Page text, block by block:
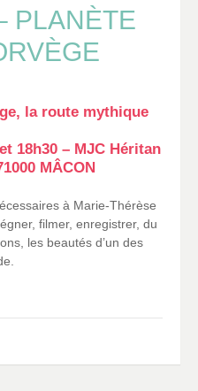
PLANÈTE
la route mythique
18h30 – MJC Héritan
MÂCON
à Marie-Thérèse
filmer, enregistrer, du
les beautés d’un des